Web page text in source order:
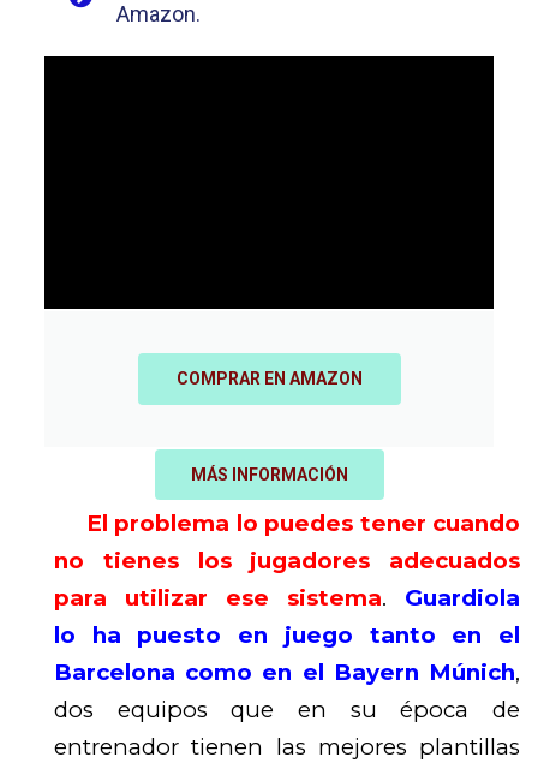
Amazon.
COMPRAR EN AMAZON
MÁS INFORMACIÓN
El problema lo puedes tener cuando
no tienes los jugadores adecuados
para utilizar ese sistema. Guardiola
lo ha puesto en juego tanto en el
Barcelona como en el Bayern Múnich,
dos equipos que en su época de
entrenador tienen las mejores plantillas